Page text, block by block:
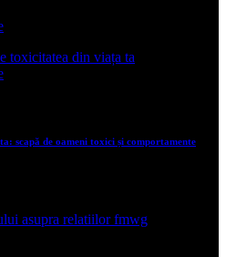
scapă de oameni toxici și comportamente